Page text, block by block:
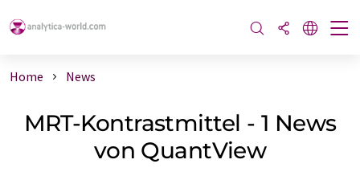
Home News
MRT-Kontrastmittel - 1 News
von QuantView